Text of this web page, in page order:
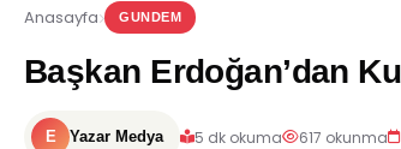
Anasayfa GUNDEM
Başkan Erdoğan’dan
E Yazar Medya 5 dk okuma 617 okunma